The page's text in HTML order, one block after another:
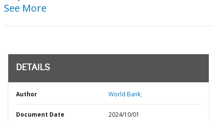
See More
DETAILS
Author World Bank;
Document Date 2024/10/01